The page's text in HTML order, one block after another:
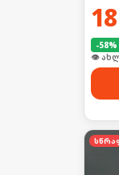
18
-58%
👁